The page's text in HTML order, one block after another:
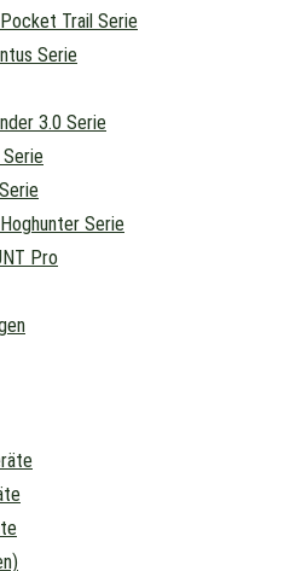
Trail Serie
Serie
3.0 Serie
Serie
Serie
Pro